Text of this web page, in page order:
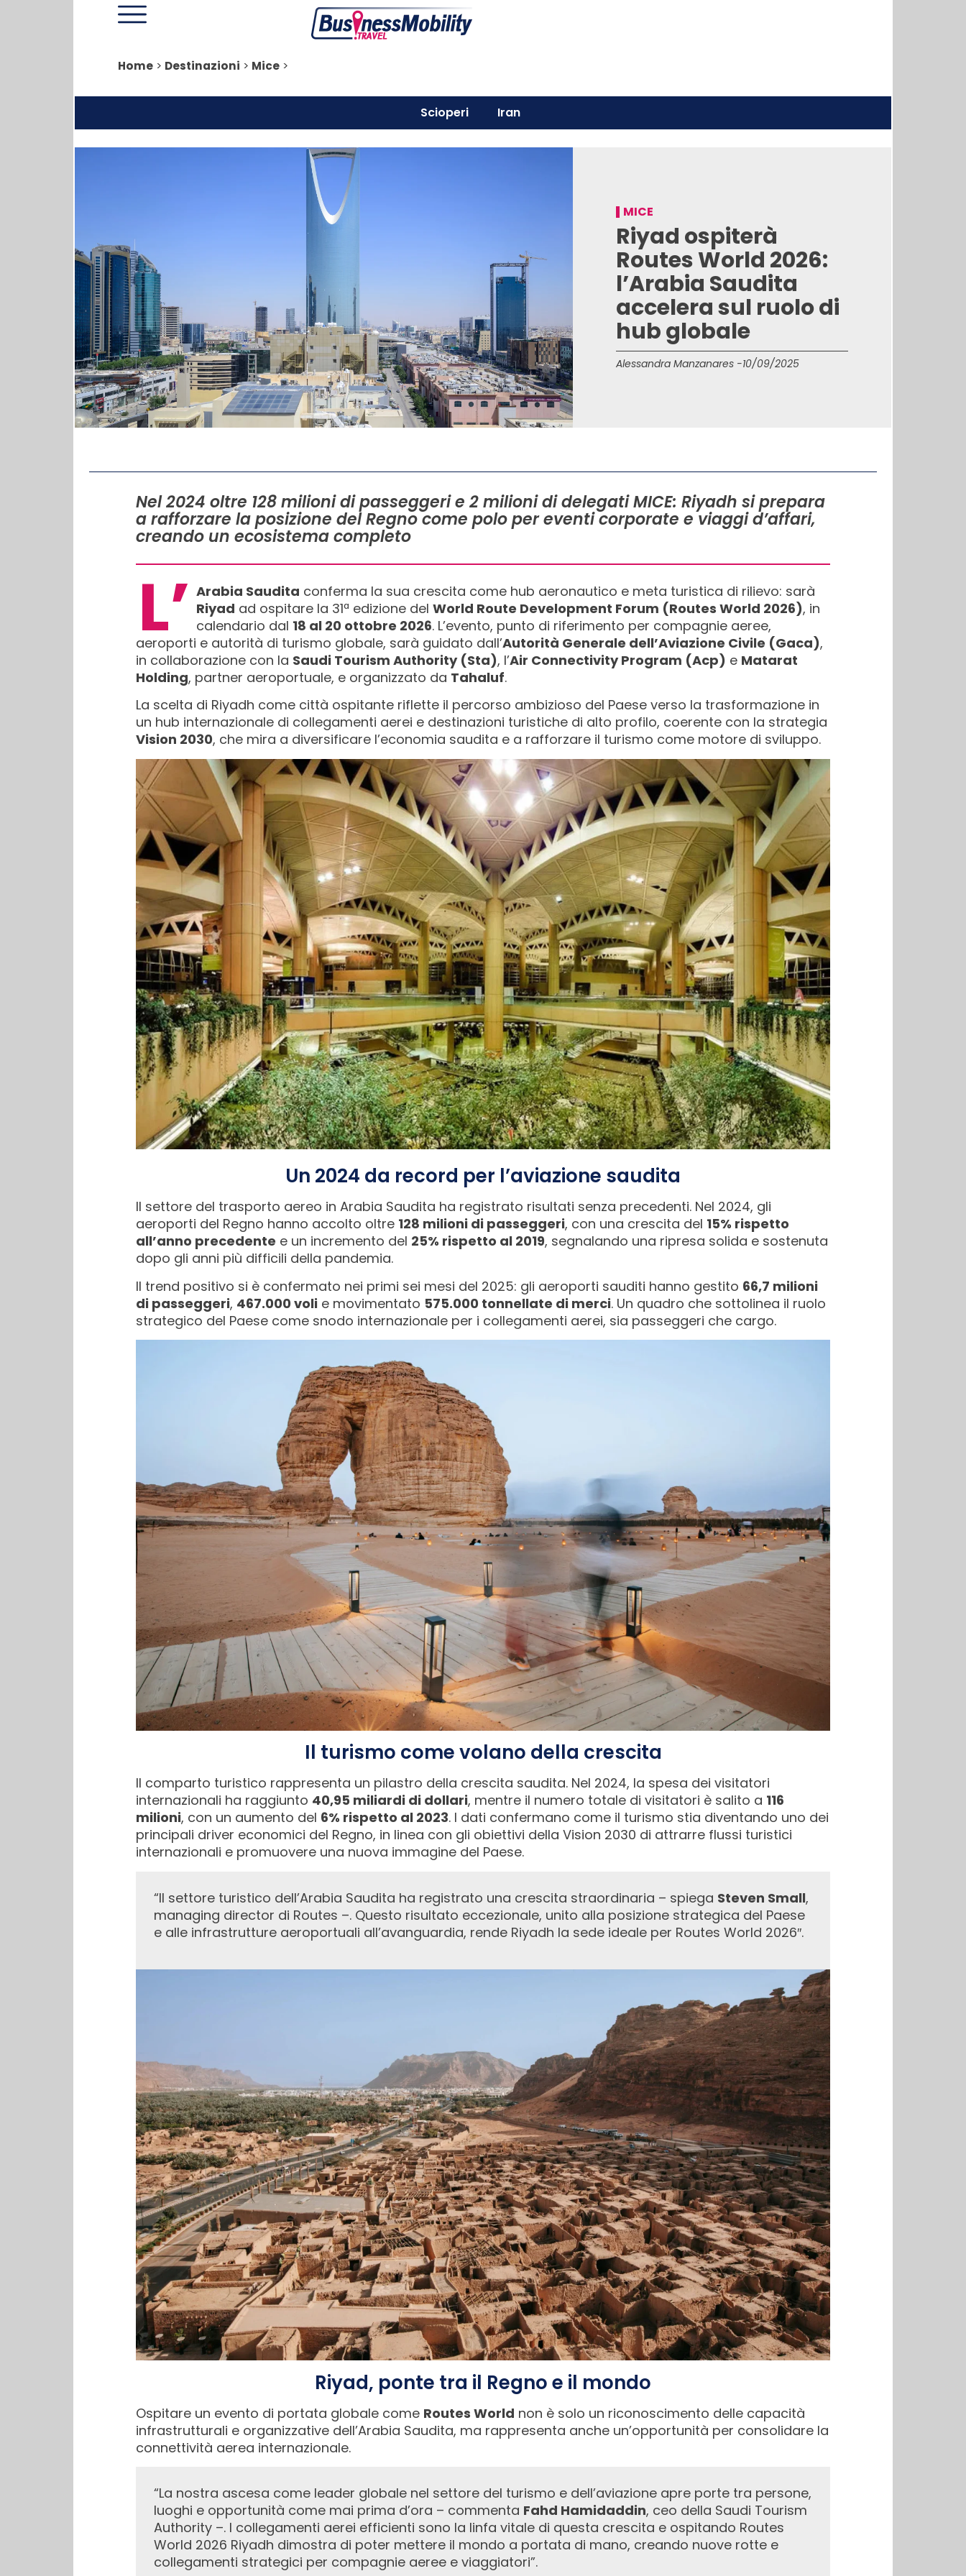
Home > Destinazioni > Mice >
Scioperi Iran
MICE
Riyad ospiterà
Routes World 2026:
l’Arabia Saudita
accelera sul ruolo di
hub globale
Alessandra Manzanares -10/09/2025
Nel 2024 oltre 128 milioni di passeggeri e 2 milioni di delegati MICE: Riyadh si prepara
a rafforzare la posizione del Regno come polo per eventi corporate e viaggi d’affari,
creando un ecosistema completo
L’ Arabia Saudita conferma la sua crescita come hub aeronautico e meta turistica di rilievo: sarà
Riyad ad ospitare la 31ª edizione del World Route Development Forum (Routes World 2026), in
calendario dal 18 al 20 ottobre 2026. L’evento, punto di riferimento per compagnie aeree,
aeroporti e autorità di turismo globale, sarà guidato dall’Autorità Generale dell’Aviazione Civile (Gaca),
in collaborazione con la Saudi Tourism Authority (Sta), l’Air Connectivity Program (Acp) e Matarat
Holding, partner aeroportuale, e organizzato da Tahaluf.
La scelta di Riyadh come città ospitante riflette il percorso ambizioso del Paese verso la trasformazione in
un hub internazionale di collegamenti aerei e destinazioni turistiche di alto profilo, coerente con la strategia
Vision 2030, che mira a diversificare l’economia saudita e a rafforzare il turismo come motore di sviluppo.
Un 2024 da record per l’aviazione saudita
Il settore del trasporto aereo in Arabia Saudita ha registrato risultati senza precedenti. Nel 2024, gli
aeroporti del Regno hanno accolto oltre 128 milioni di passeggeri, con una crescita del 15% rispetto
all’anno precedente e un incremento del 25% rispetto al 2019, segnalando una ripresa solida e sostenuta
dopo gli anni più difficili della pandemia.
Il trend positivo si è confermato nei primi sei mesi del 2025: gli aeroporti sauditi hanno gestito 66,7 milioni
di passeggeri, 467.000 voli e movimentato 575.000 tonnellate di merci. Un quadro che sottolinea il ruolo
strategico del Paese come snodo internazionale per i collegamenti aerei, sia passeggeri che cargo.
Il turismo come volano della crescita
Il comparto turistico rappresenta un pilastro della crescita saudita. Nel 2024, la spesa dei visitatori
internazionali ha raggiunto 40,95 miliardi di dollari, mentre il numero totale di visitatori è salito a 116
milioni, con un aumento del 6% rispetto al 2023. I dati confermano come il turismo stia diventando uno dei
principali driver economici del Regno, in linea con gli obiettivi della Vision 2030 di attrarre flussi turistici
internazionali e promuovere una nuova immagine del Paese.
“Il settore turistico dell’Arabia Saudita ha registrato una crescita straordinaria – spiega Steven Small,
managing director di Routes –. Questo risultato eccezionale, unito alla posizione strategica del Paese
e alle infrastrutture aeroportuali all’avanguardia, rende Riyadh la sede ideale per Routes World 2026″.
Riyad, ponte tra il Regno e il mondo
Ospitare un evento di portata globale come Routes World non è solo un riconoscimento delle capacità
infrastrutturali e organizzative dell’Arabia Saudita, ma rappresenta anche un’opportunità per consolidare la
connettività aerea internazionale.
“La nostra ascesa come leader globale nel settore del turismo e dell’aviazione apre porte tra persone,
luoghi e opportunità come mai prima d’ora – commenta Fahd Hamidaddin, ceo della Saudi Tourism
Authority –. I collegamenti aerei efficienti sono la linfa vitale di questa crescita e ospitando Routes
World 2026 Riyadh dimostra di poter mettere il mondo a portata di mano, creando nuove rotte e
collegamenti strategici per compagnie aeree e viaggiatori”.